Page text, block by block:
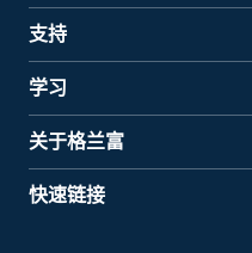
支持
学习
关于格兰富
快速链接